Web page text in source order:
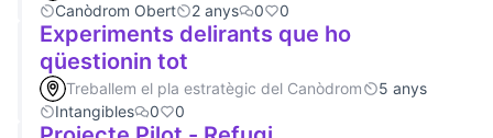
Canòdrom Obert
2 anys 0 0
Experiments delirants que ho
qüestionin tot
Treballem el pla estratègic del Canòdrom
5 anys
Intangibles
0 0